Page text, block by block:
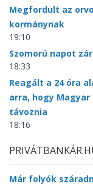
Megfordult az
kormánynak
19:10
Szomorú napot
18:33
Reagált a 24 óra
arra, hogy
távoznia
18:16
Már folyók